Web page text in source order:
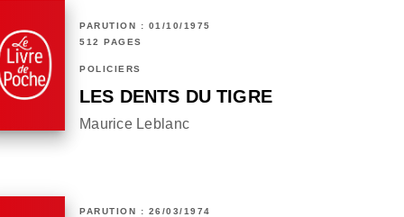
PARUTION : 01/10/1975
512 PAGES
POLICIERS
LES DENTS DU TIGRE
Maurice Leblanc
PARUTION : 26/03/1974